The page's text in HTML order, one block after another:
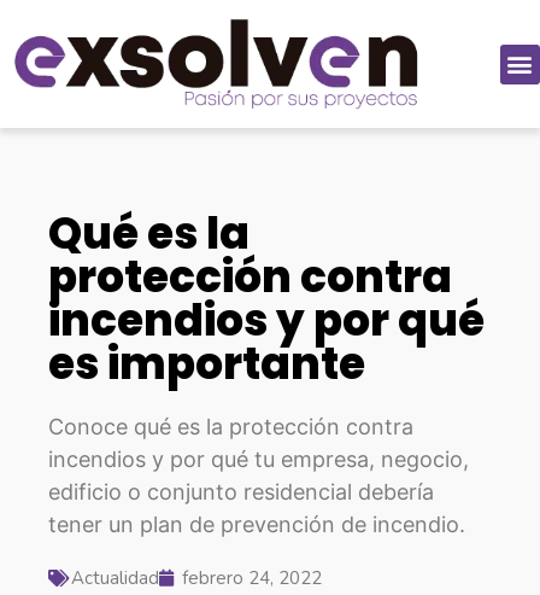
Qué es la
protección contra
incendios y por qué
es importante
Conoce qué es la protección contra
incendios y por qué tu empresa, negocio,
edificio o conjunto residencial debería
tener un plan de prevención de incendio.
Actualidad febrero 24, 2022